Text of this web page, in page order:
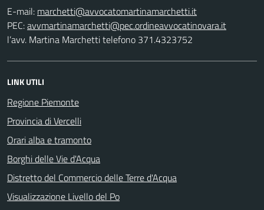
E-mail:
PEC:
l’avv. Martina Marchetti telefono 371.4323752
LINK UTILI
Regione Piemonte
Provincia di Vercelli
Orari alba e tramonto
Borghi delle Vie d'Acqua
Distretto del Commercio delle Terre d'Acqua
Visualizzazione Livello del Po